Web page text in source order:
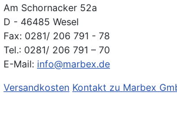
Am Schornacker 52a
D - 46485 Wesel
Fax: 0281/ 206 791 - 78
Tel.: 0281/ 206 791 – 70
E-Mail: info@marbex.de
Versandkosten Kontakt zu Marbex